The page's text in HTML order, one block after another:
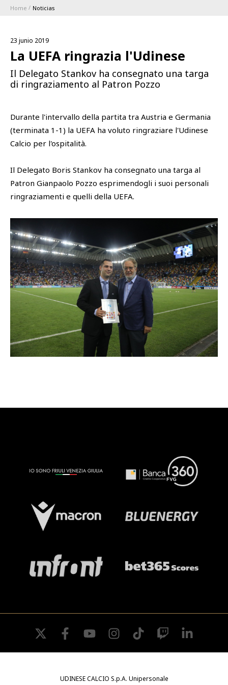
1896 MEMBERSHIP PROGRAM
TEMPORADA
Serie A
Coppa Italia
Calendari e Risultati
Cattedra Universidad Europea
Esports
BLUENERGY STADIUM
MEETING CENTER
PATROCINADORES
SHOP
PHOTOGALLERY
Home Noticias
23 junio 2019
La UEFA ringrazia l'Udinese
Il Delegato Stankov ha consegnato una targa
di ringraziamento al Patron Pozzo
Durante l'intervallo della partita tra Austria e Germania
(terminata 1-1) la UEFA ha voluto ringraziare l'Udinese
Calcio per l'ospitalità.
Il Delegato Boris Stankov ha consegnato una targa al
Patron Gianpaolo Pozzo esprimendogli i suoi personali
ringraziamenti e quelli della UEFA.
twitter facebookyoutube instagramtiktok twitch
UDINESE CALCIO S.p.A. Unipersonale